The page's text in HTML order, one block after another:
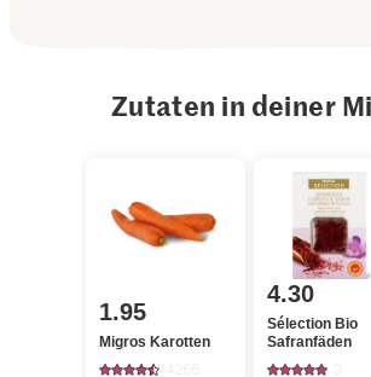
Zutaten in deiner
1.95
Migros Karotten
4.30
Sélection Bio
Safranfäden